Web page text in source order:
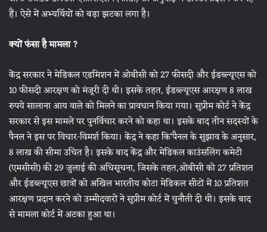
हैं। ऐसे में अभ्यर्थियों को बड़ा झटका लगा है।
क्यों फंसा है मामला ?
केंद्र सरकार ने मेडिकल एडमिशन में ओबीसी को 27 फीसदी और ईडब्ल्यूएस को
10 फीसदी आरक्षण को मंजूरी दी थी। इसके तहत, ईडब्ल्यूएस आरक्षण 8 लाख
रुपये सालाना आय वाले को मिलने का प्रावधान किया गया। सुप्रीम कोर्ट ने केंद्र
सरकार से इस मामले पर पुनर्विचार करने को कहा था। इसके बाद तीन सदस्यों के
पैनल ने इस पर विचार-विमर्श किया। केंद्र ने कहा कि‘पैनल के सुझाव के अनुसार,
8 लाख की सीमा उचित है। इसके बाद केंद्र और मेडिकल काउंसलिंग कमेटी
(एमसीसी) की 29 जुलाई की अधिसूचना, जिसके तहत,ओबीसी को 27 प्रतिशत
और ईडब्ल्यूएस छात्रों को अखिल भारतीय कोटा मेडिकल सीटों में 10 प्रतिशत
आरक्षण प्रदान करने को उम्मीदवारों ने सुप्रीम कोर्ट में चुनौती दी थी। इसके बाद
से मामला कोर्ट में अटका हुआ था।